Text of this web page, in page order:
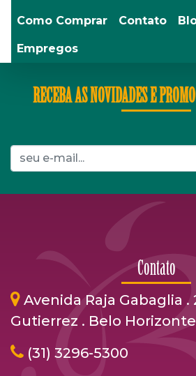
Como Comprar Contato
Empregos
RECEBA AS NOVIDADES E
Contato
Avenida Raja Gabaglia .
Gutierrez . Belo Horizonte
(31) 3296-5300